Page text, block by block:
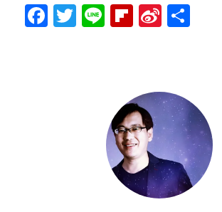
Facebook
Twitter
LineFlipboard
Sina